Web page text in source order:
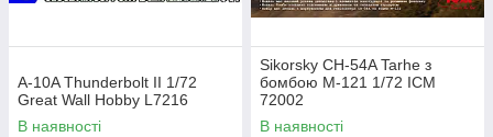
A-10A Thunderbolt II 1/72
Great Wall Hobby L7216
В наявності
Sikorsky CH-54A Tarhe з
бомбою M-121 1/72 ICM
72002
В наявності